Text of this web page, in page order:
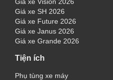
Giá xe SH 2026
Giá xe Future 2026
Giá xe Janus 2026
Giá xe Grande 2026
Tiện ích
Phụ tùng xe máy